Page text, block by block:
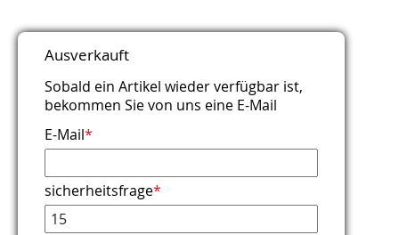
Ausverkauft
Sobald ein Artikel wieder verfügbar ist,
bekommen Sie von uns eine E-Mail
E-Mail*
sicherheitsfrage*